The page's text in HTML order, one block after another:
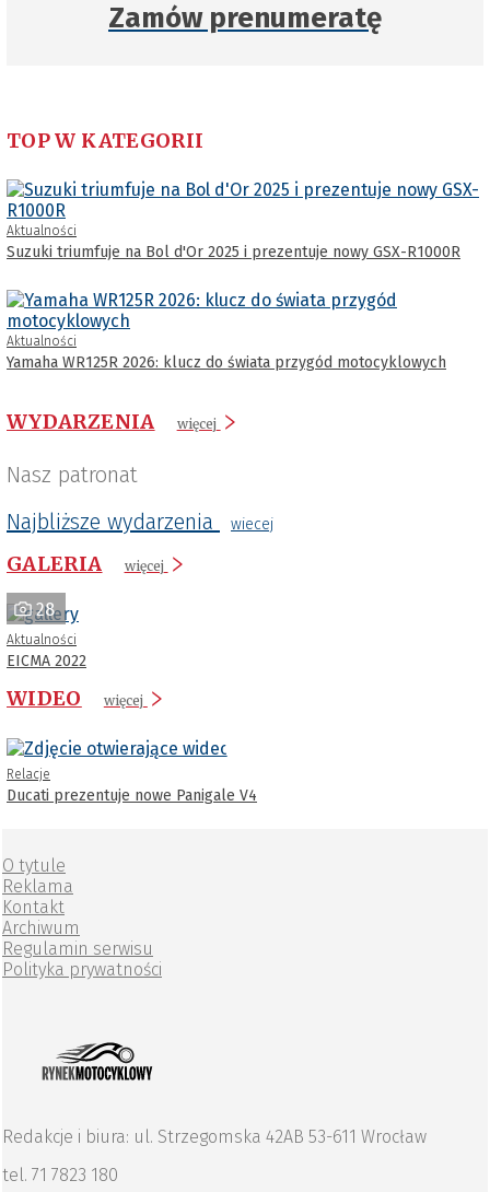
Zamów prenumeratę
TOP W KATEGORII
Aktualności
Suzuki triumfuje na Bol d'Or 2025 i prezentuje nowy GSX-R1000R
Aktualności
Yamaha WR125R 2026: klucz do świata przygód motocyklowych
WYDARZENIA więcej
Nasz patronat
Najbliższe wydarzenia
wiecej
GALERIA więcej
28
Aktualności
EICMA 2022
WIDEO więcej
Relacje
Ducati prezentuje nowe Panigale V4
O tytule
Reklama
Kontakt
Archiwum
Regulamin serwisu
Polityka prywatności
Redakcje i biura: ul. Strzegomska 42AB 53-611 Wrocław
tel. 71 7823 180